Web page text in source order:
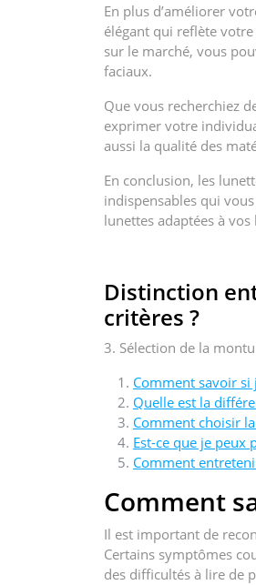
En plus d’améliorer
élégant qui reflète
sur le marché, vous
faciaux.
Que vous recherchiez
exprimer votre
aussi la qualité des
En conclusion, les
indispensables qui
lunettes adaptées à
Distinction
critères ?
3. Sélection de la
Comment savoir si
Quelle est la
Comment choisir
Est-ce que je peux
Comment
Comment
Il est important de
Certains symptômes
des difficultés à lire de